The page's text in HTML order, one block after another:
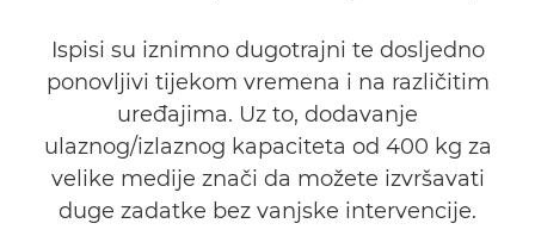
Ispisi su iznimno dugotrajni te dosljedno
ponovljivi tijekom vremena i na različitim
uređajima. Uz to, dodavanje
ulaznog/izlaznog kapaciteta od 400 kg za
velike medije znači da možete izvršavati
duge zadatke bez vanjske intervencije.